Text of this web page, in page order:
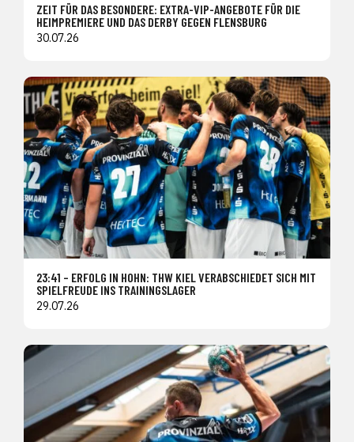
ZEIT FÜR DAS BESONDERE: EXTRA-VIP-ANGEBOTE FÜR DIE
HEIMPREMIERE UND DAS DERBY GEGEN FLENSBURG
30.07.26
23:41 – ERFOLG IN HOHN: THW KIEL VERABSCHIEDET SICH MIT
SPIELFREUDE INS TRAININGSLAGER
29.07.26